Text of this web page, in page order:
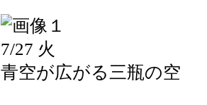
7/27 火
青空が広がる三瓶の空